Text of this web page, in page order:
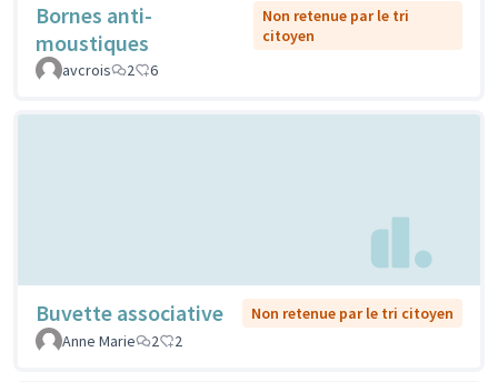
Bornes anti-
moustiques
Non retenue par le tri
citoyen
avcrois
2 6
Buvette associative
Non retenue par le tri citoyen
Anne Marie
2 2